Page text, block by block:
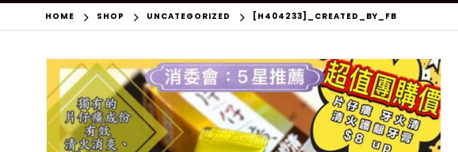
HOME SHOP UNCATEGORIZED [H404233]_CREATED_BY_FB